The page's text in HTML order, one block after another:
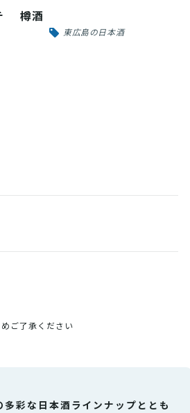
樽酒
東広島の日本酒
ご了承ください
彩な日本酒ラインナップととも